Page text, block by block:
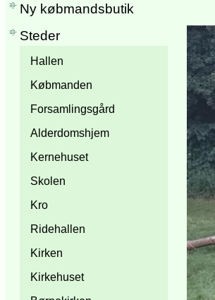
Ny købmandsbutik
Steder
Hallen
Købmanden
Forsamlingsgård
Alderdomshjem
Kernehuset
Skolen
Kro
Ridehallen
Kirken
Kirkehuset